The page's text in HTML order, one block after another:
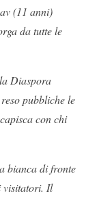
(11 anni)
da tutte le
Diaspora
pubbliche le
con chi
bianca di fronte
visitatori. Il